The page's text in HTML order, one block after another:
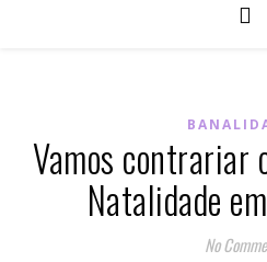
Vamos contrariar
Natalidade
No